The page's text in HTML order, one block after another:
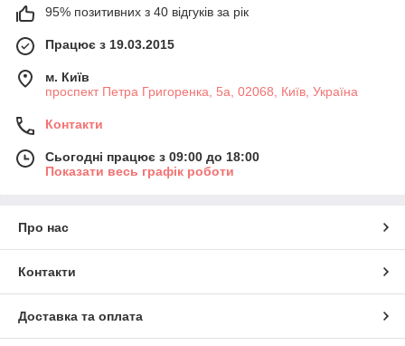
95% позитивних з 40 відгуків за рік
Працює з 19.03.2015
м. Київ
проспект Петра Григоренка, 5а, 02068, Київ, Україна
Контакти
Сьогодні працює з 09:00 до 18:00
Показати весь графік роботи
Про нас
Контакти
Доставка та оплата